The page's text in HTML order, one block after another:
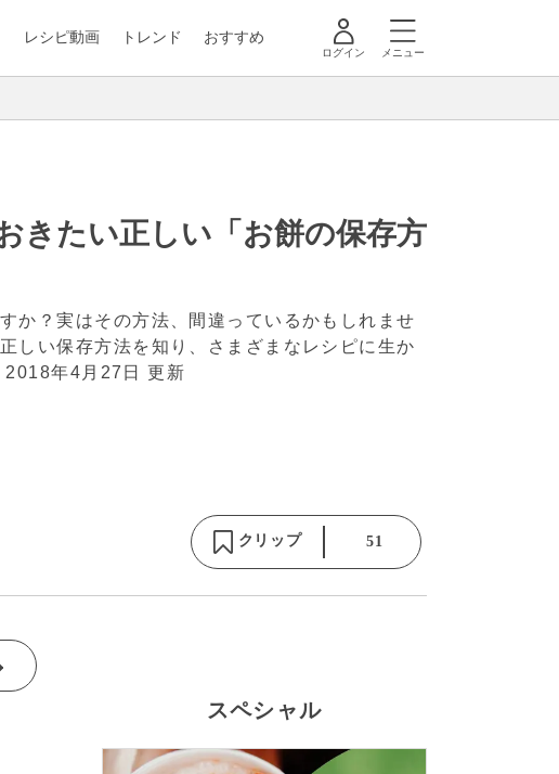
レシピ動画 トレンド おすすめ
ログイン メニュー
きたい正しい「お餅の保存方
か？実はその方法、間違っているかもしれませ
しい保存方法を知り、さまざまなレシピに生か
2018年4月27日 更新
クリップ 51
スペシャル